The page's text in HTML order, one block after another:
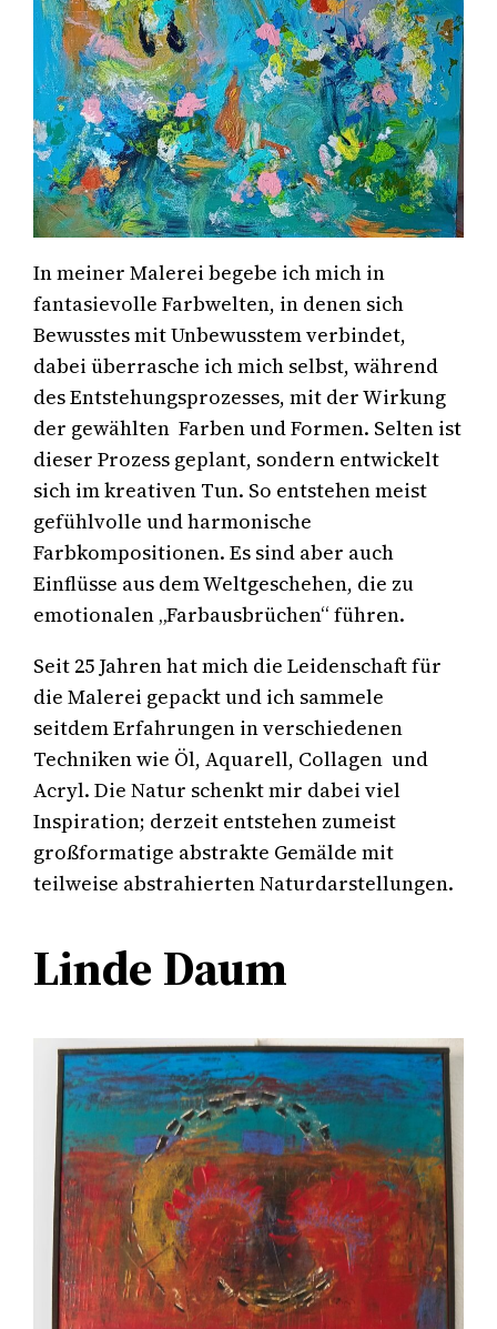
In meiner Malerei begebe ich mich in
fantasievolle Farbwelten, in denen sich
Bewusstes mit Unbewusstem verbindet,
dabei überrasche ich mich selbst, während
des Entstehungsprozesses, mit der Wirkung
der gewählten Farben und Formen. Selten ist
dieser Prozess geplant, sondern entwickelt
sich im kreativen Tun. So entstehen meist
gefühlvolle und harmonische
Farbkompositionen. Es sind aber auch
Einflüsse aus dem Weltgeschehen, die zu
emotionalen „Farbausbrüchen“ führen.
Seit 25 Jahren hat mich die Leidenschaft für
die Malerei gepackt und ich sammele
seitdem Erfahrungen in verschiedenen
Techniken wie Öl, Aquarell, Collagen und
Acryl. Die Natur schenkt mir dabei viel
Inspiration; derzeit entstehen zumeist
großformatige abstrakte Gemälde mit
teilweise abstrahierten Naturdarstellungen.
Linde Daum